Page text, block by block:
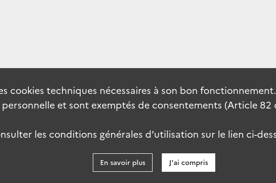
cookies techniques nécessaires à son bon
et sont exemptés de consentements (Article
les conditions générales d’utilisation sur le lien ci-
En savoir plus J'ai compris